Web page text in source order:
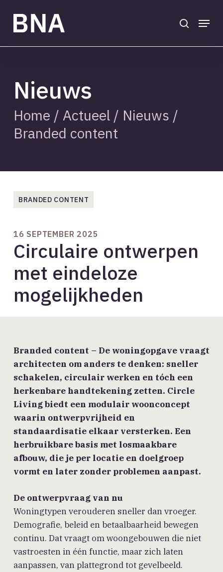
main
Menu
Nieuws
Home / Actueel/ Nieuws /
Branded content
BRANDED CONTENT
16 SEPTEMBER 2025
Circulaire ontwerpen
met eindeloze
mogelijkheden
Branded content – De woningopgave vraagt
architecten om anders te denken: sneller
schakelen, circulair werken en tóch een
herkenbare handtekening zetten. Circle
Living biedt een modulair woonconcept
waarin ontwerpvrijheid en
standaardisatie elkaar versterken. Een
herbruikbare basis met losmaakbare
afbouw, die je per locatie en doelgroep
vormt en later zonder problemen aanpast.
De ontwerpvraag van nu
Woningtypen verouderen sneller dan vroeger.
Demografie, beleid en betaalbaarheid bewegen
continu. Dat vraagt om woongebouwen die niet
vastroesten in één functie, maar zich laten
aanpassen, van plattegrond tot gevelbeeld.
Close